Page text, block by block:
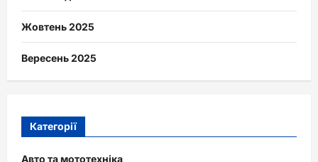
Жовтень 2025
Вересень 2025
Категорії
Авто та мототехніка